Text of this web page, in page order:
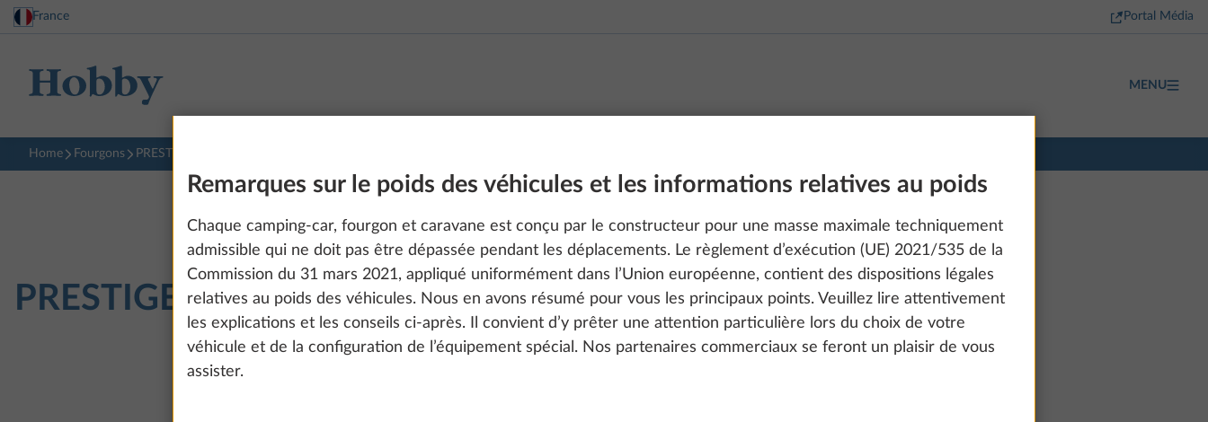
France Portal Média
MENU
Home Fourgons PRESTIGE VAN
PRESTIGE VAN640 ET
Remarques sur le poids des véhicules et les informations relatives au poids
Chaque camping-car, fourgon et caravane est conçu par le constructeur pour une masse maximale techniquement
admissible qui ne doit pas être dépassée pendant les déplacements. Le règlement d’exécution (UE) 2021/535 de la
Commission du 31 mars 2021, appliqué uniformément dans l’Union européenne, contient des dispositions légales
relatives au poids des véhicules. Nous en avons résumé pour vous les principaux points. Veuillez lire attentivement
les explications et les conseils ci-après. Il convient d’y prêter une attention particulière lors du choix de votre
véhicule et de la configuration de l’équipement spécial. Nos partenaires commerciaux se feront un plaisir de vous
assister.